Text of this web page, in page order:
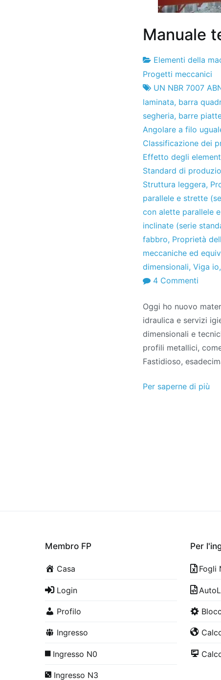
Manuale
Fabbrica
di
progetti
30
di
aprile
2010
Elementi della
Progetti meccanici
UN NBR 7007
laminata, barra
segheria, barre
Angolare a filo
Classificazione dei
Effetto degli
Standard di
Struttura leggera,
parallele e strette
con alette parallele
inclinate (serie
fabbro, Proprietà
meccaniche ed
dimensionali, Viga io,
4 Commenti
Profili
Oggi ho nuovo
idraulica e servizi
dimensionali e
profili metallici,
Fastidioso,
Per saperne di più
Membro FP
Casa
Login
Profilo
Ingresso
Ingresso N0
Ingresso N3
Per
Fogli